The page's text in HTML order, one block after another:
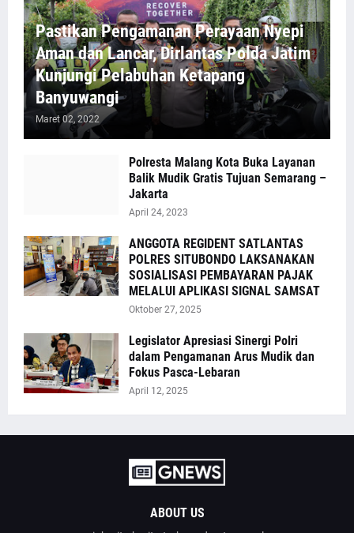
Pastikan Pengamanan Perayaan Nyepi
Aman dan Lancar, Dirlantas Polda Jatim
Kunjungi Pelabuhan Ketapang
Banyuwangi
Maret 02, 2022
Polresta Malang Kota Buka Layanan
Balik Mudik Gratis Tujuan Semarang –
Jakarta
April 24, 2023
ANGGOTA REGIDENT SATLANTAS
POLRES SITUBONDO LAKSANAKAN
SOSIALISASI PEMBAYARAN PAJAK
MELALUI APLIKASI SIGNAL SAMSAT
Oktober 27, 2025
Legislator Apresiasi Sinergi Polri
dalam Pengamanan Arus Mudik dan
Fokus Pasca-Lebaran
April 12, 2025
ABOUT US